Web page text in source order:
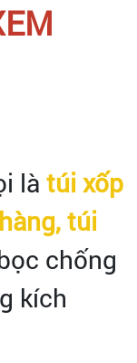
là túi xốp
túi
chống
kích